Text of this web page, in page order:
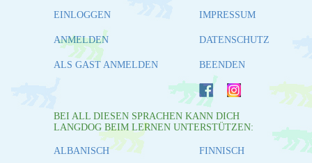
EINLOGGEN
ANMELDEN
ALS GAST ANMELDEN
IMPRESSUM
DATENSCHUTZ
BEENDEN
BEI ALL DIESEN SPRACHEN KANN DICH
LANGDOG BEIM LERNEN UNTERSTÜTZEN:
ALBANISCH FINNISCH